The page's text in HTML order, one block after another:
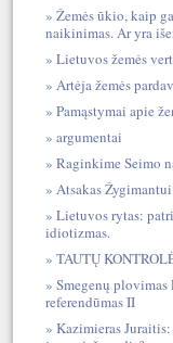
Žemės ūkio, kaip
naikinimas. Ar yra
Lietuvos žemės
Artėja žemės
Pamąstymai apie
argumentai
Raginkime Seimo
Atsakas
Lietuvos rytas:
idiotizmas.
TAUTŲ
Smegenų plovimas
referendūmas II
Kazimieras